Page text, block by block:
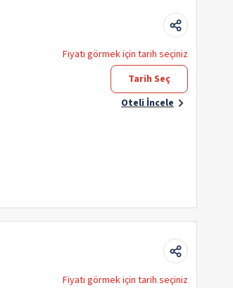
Fiyatı görmek için tarih seçiniz
Tarih Seç
Oteli İncele
Fiyatı görmek için tarih seçiniz